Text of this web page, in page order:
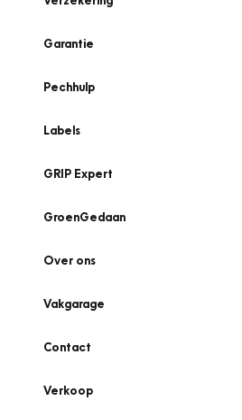
Garantie
Pechhulp
Labels
GRIP Expert
GroenGedaan
Over ons
Vakgarage
Contact
Verkoop